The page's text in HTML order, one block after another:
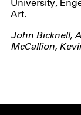
University,
Art.
John Bicknell,
McCallion,